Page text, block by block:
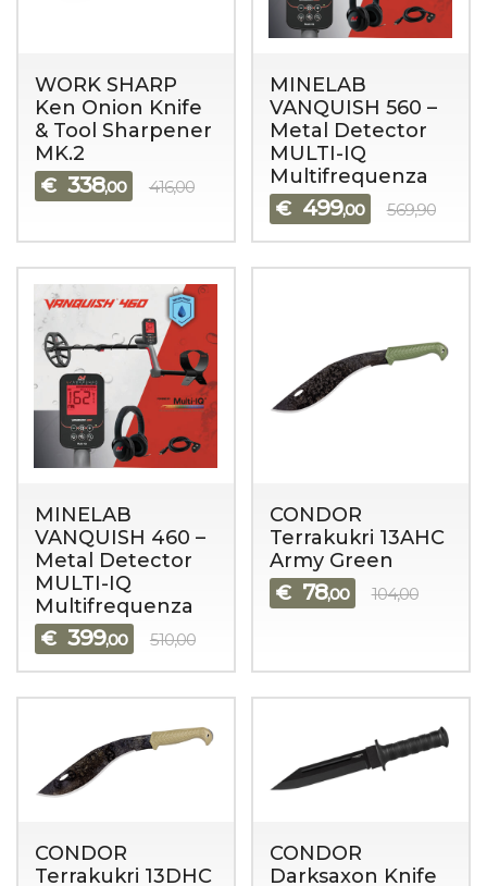
WORK SHARP
Ken Onion Knife
& Tool Sharpener
MK.2
€ 338,00 416,00
MINELAB
VANQUISH 560 –
Metal Detector
MULTI-IQ
Multifrequenza
€ 499,00 569,90
MINELAB
VANQUISH 460 –
Metal Detector
MULTI-IQ
Multifrequenza
€ 399,00 510,00
CONDOR
Terrakukri 13AHC
Army Green
€ 78,00 104,00
CONDOR
Terrakukri 13DHC
CONDOR
Darksaxon Knife